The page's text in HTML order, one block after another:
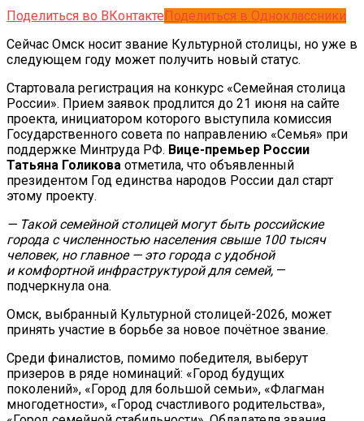
Поделиться во ВКонтактеПоделиться в Одноклассники
Сейчас Омск носит звание Культурной столицы, но уже в
следующем году может получить новый статус.
Стартовала регистрация на конкурс «Семейная столица
России». Прием заявок продлится до 21 июня на сайте
проекта, инициатором которого выступила комиссия
Государственного совета по направлению «Семья» при
поддержке Минтруда РФ. Вице-премьер России
Татьяна Голикова отметила, что объявленный
президентом Год единства народов России дал старт
этому проекту.
— Такой семейной столицей могут быть российские
города с численностью населения свыше 100 тысяч
человек, но главное — это города с удобной
и комфортной инфраструктурой для семей, —
подчеркнула она.
Омск, выбранный Культурной столицей-2026, может
принять участие в борьбе за новое почётное звание.
Среди финалистов, помимо победителя, выберут
призеров в ряде номинаций: «Город будущих
поколений», «Город для большой семьи», «Флагман
многодетности», «Город счастливого родительства»,